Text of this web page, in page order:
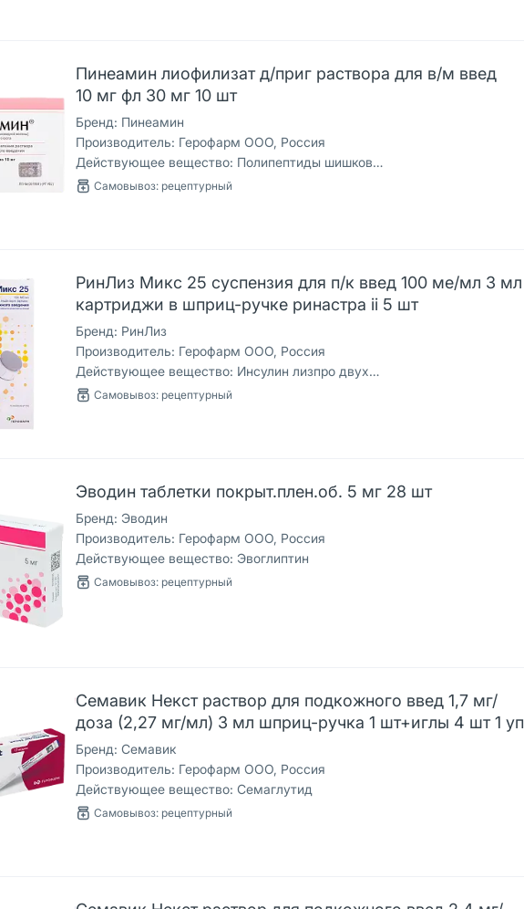
Пинеамин лиофилизат д/приг раствора для в/м введ
10 мг фл 30 мг 10 шт
Бренд: Пинеамин
Производитель: Герофарм ООО, Россия
Действующее вещество: Полипептиды шишковидной железы [эпифиза] крупного рогатого скота
Самовывоз: рецептурный
РинЛиз Микс 25 суспензия для п/к введ 100 ме/мл 3 мл
картриджи в шприц-ручке ринастра ii 5 шт
Бренд: РинЛиз
Производитель: Герофарм ООО, Россия
Действующее вещество: Инсулин лизпро двухфазный
Самовывоз: рецептурный
Эводин таблетки покрыт.плен.об. 5 мг 28 шт
Бренд: Эводин
Производитель: Герофарм ООО, Россия
Действующее вещество: Эвоглиптин
Самовывоз: рецептурный
Семавик Некст раствор для подкожного введ 1,7 мг/
доза (2,27 мг/мл) 3 мл шприц-ручка 1 шт+иглы 4 шт 1 уп
Бренд: Семавик
Производитель: Герофарм ООО, Россия
Действующее вещество: Семаглутид
Самовывоз: рецептурный